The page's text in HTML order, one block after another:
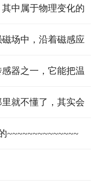
中属于物理变化的
腾C．天然气燃烧
场中，沿着磁感应
磁感应强度增大为
器之一，它能把温
利用物体的某一物
就不懂了，其实会
题了
~~~~~~~~~~~~~~